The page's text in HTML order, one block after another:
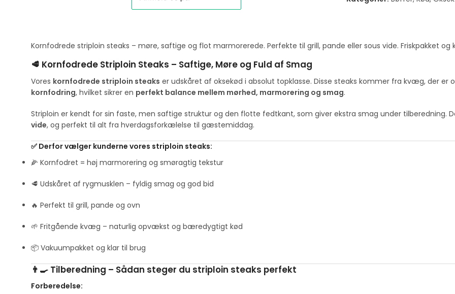
Kornfodrede striploin steaks – møre, saftige og flot marmorerede. Perfekte til grill, pande eller sous vide. Friskpakket og
🥩 Kornfodrede Striploin Steaks – Saftige, Møre og Fuld af Smag
Vores kornfodrede striploin steaks er udskåret af oksekød i absolut topklasse. Disse steaks kommer fra kvæg, der
kornfodring, hvilket sikrer en perfekt balance mellem mørhed, marmorering og smag.
Striploin er kendt for sin faste, men saftige struktur og den flotte fedtkant, som giver ekstra smag under tilberedning.
vide, og perfekt til alt fra hverdagsforkælelse til gæstemiddag.
✅ Derfor vælger kunderne vores striploin steaks:
🌽 Kornfodret = høj marmorering og smøragtig tekstur
🥩 Udskåret af rygmusklen – fyldig smag og god bid
🔥 Perfekt til grill, pande og ovn
🌱 Fritgående kvæg – naturlig opvækst og bæredygtigt kød
📦 Vakuumpakket og klar til brug
👨‍🍳 Tilberedning – Sådan steger du striploin steaks perfekt
Forberedelse: